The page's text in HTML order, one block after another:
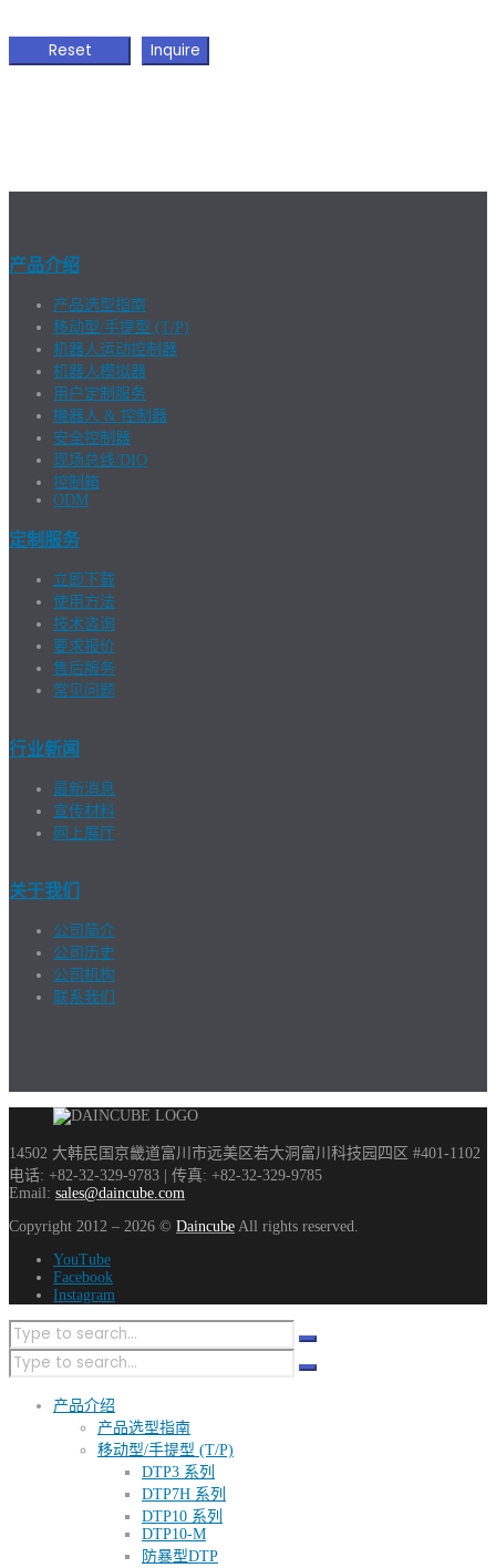
产品介绍
产品选型指南
移动型/手提型 (T/P)
机器人运动控制器
机器人模拟器
用户定制服务
機器人 & 控制器
安全控制器
现场总线/DIO
控制箱
ODM
定制服务
立即下载
使用方法
技术咨询
要求报价
售后服务
常见问题
行业新闻
最新消息
宣传材料
网上展厅
关于我们
公司简介
公司历史
公司机构
联系我们
14502 大韩民国京畿道富川市远美区若大洞富川科技园四区 #401-1102
电话: +82-32-329-9783 | 传真: +82-32-329-9785
Email: sales@daincube.com
Copyright 2012 – 2026 © Daincube All rights reserved.
YouTube
Facebook
Instagram
产品介绍
产品选型指南
移动型/手提型 (T/P)
DTP3 系列
DTP7H 系列
DTP10 系列
DTP10-M
防暴型DTP